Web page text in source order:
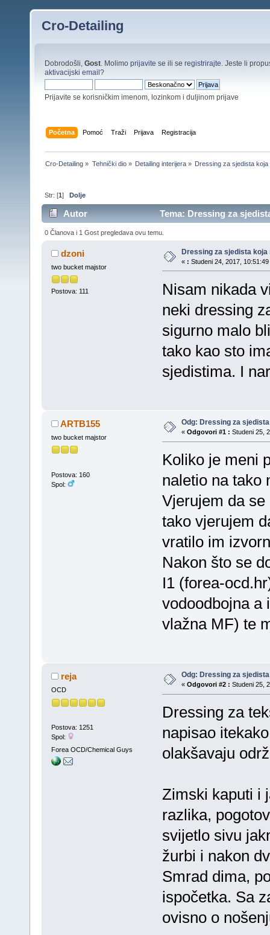
Cro-Detailing
Dobrodošli, Gost . Molimo prijavite se ili se registrirajte . Jeste li
aktivacijski email?
Prijavite se korisničkim imenom, lozinkom i duljinom prijave
Početna Pomoć Traži Prijava Registracija
Cro-Detailing » Tehnički dio» Detailing interijera» Dressing za sjedista
Str: [1]Dolje
Autor Tema: Dressing za
0 Članova i 1 Gost pregledava ovu temu.
dzoni
two bucket majstor
Postova: 111
Dressing za sjedista koja
« : Studeni 24, 2017,
Nisam nikada
neki dressing
sigurno malo
tako kao sto
sjedistima. I
ARTB155
two bucket majstor
Postova: 160
Spol:
Odg: Dressing za
« Odgovori #1 : Studeni 25,
Koliko je meni
naletio na tako
Vjerujem da
tako vjerujem
vratilo im
Nakon što se
I1 (forea-
vodoodbojna a
vlažna MF) te
reja
OCD
Postova: 1251
Spol:
Forea OCD/Chemical Guys
Odg: Dressing za
« Odgovori #2 : Studeni 25,
Dressing za
napisao
olakšavaju
Zimski kaputi i
razlika,
svijetlo sivu
žurbi i nakon
Smrad dima,
ispočetka. Sa
ovisno o